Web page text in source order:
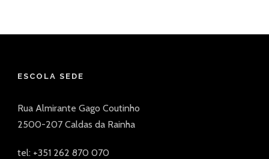
ESCOLA SEDE
Rua Almirante Gago Coutinho
2500-207 Caldas da Rainha
tel: +351 262 870 070